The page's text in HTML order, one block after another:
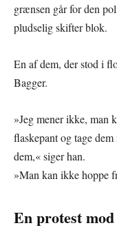
grænsen går for den
pludselig skifter blok.
En af dem, der stod i
Bagger.
»Jeg mener ikke, man
flaskepant og tage
dem,« siger han.
»Man kan ikke hoppe
En protest